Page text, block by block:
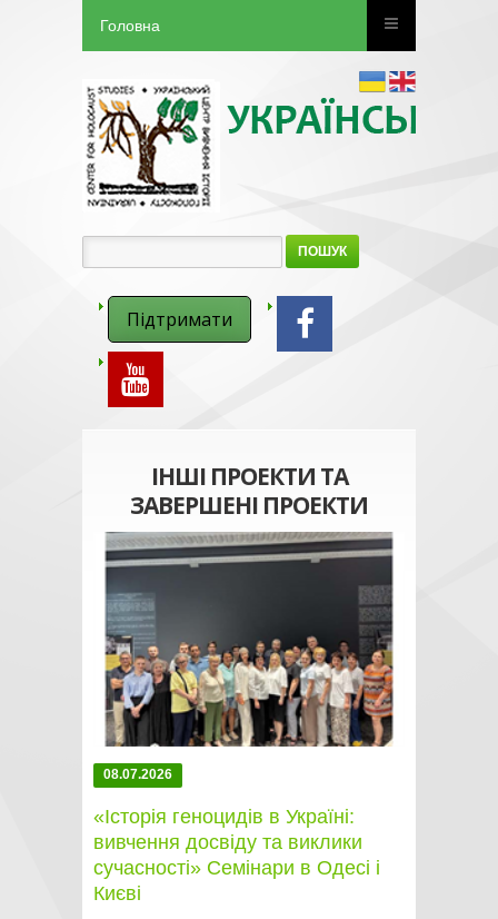
Головна
ПОШУК
Підтримати
ІНШІ ПРОЕКТИ ТА
ЗАВЕРШЕНІ ПРОЕКТИ
08.07.2026
«Історія геноцидів в Україні:
вивчення досвіду та виклики
сучасності» Семінари в Одесі і
Києві